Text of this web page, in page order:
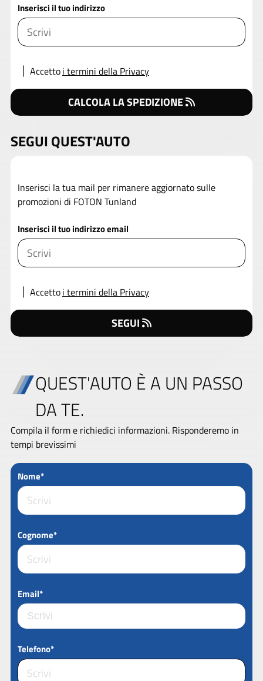
Inserisci il tuo indirizzo
Accettoi termini della Privacy
CALCOLA LA SPEDIZIONE
SEGUI QUEST'AUTO
Inserisci la tua mail per rimanere aggiornato sulle
promozioni di FOTON Tunland
Inserisci il tuo indirizzo email
Accettoi termini della Privacy
SEGUI
QUEST'AUTO È A UN PASSO
DA TE.
Compila il form e richiedici informazioni. Risponderemo in
tempi brevissimi
Nome*
Cognome*
Email*
Telefono*